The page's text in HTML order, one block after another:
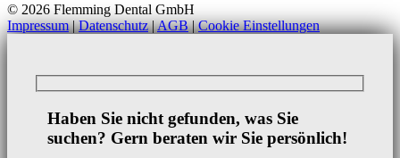
© 2026 Flemming Dental GmbH
Impressum|Datenschutz|AGB|Cookie Einstellungen
Haben Sie nicht gefunden, was Sie
suchen? Gern beraten wir Sie persönlich!